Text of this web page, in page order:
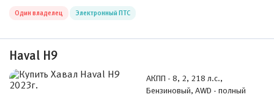
Один владелец Электронный ПТС
Haval H9
АКПП - 8, 2, 218 л.с.,
Бензиновый, AWD - полный